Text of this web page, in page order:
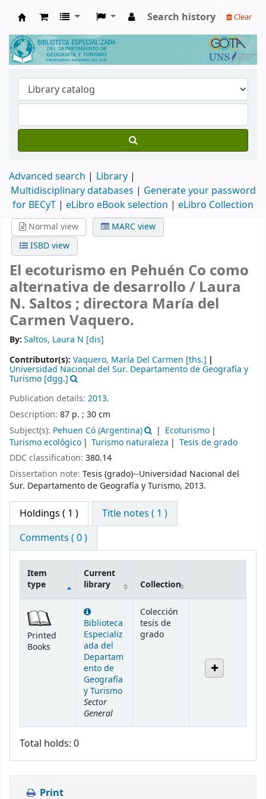
Biblioteca de Geografía y Turismo
Search history Clear
Advanced search
Library
Multidisciplinary databases | Generate your password
for BECyT | eLibro eBook selection | eLibro Collection
Normal view
MARC view
ISBD view
El ecoturismo en Pehuén Co como
alternativa de desarrollo / Laura
N. Saltos ; directora María del
Carmen Vaquero.
By:Saltos, Laura N [dis]
Contributor(s): Vaquero, María Del Carmen [ths.]
Universidad Nacional del Sur. Departamento de Geografía y
Turismo [dgg.]
Publication details: 2013.
Description: 87 p. ; 30 cm
Subject(s): Pehuen Có (Argentina)
Ecoturismo
Turismo ecológico
Turismo naturaleza
Tesis de grado
DDC classification: 380.14
Dissertation note: Tesis (grado)--Universidad Nacional del
Sur. Departamento de Geografía y Turismo, 2013.
Holdings ( 1 )
Title notes ( 1 )
Comments ( 0 )
Item
type
Current
library
Collection
Printed
Books
Biblioteca
Especializ
ada del
Departam
ento de
Geografía
y Turismo
Sector
General
Colección
tesis de
grado
Total holds: 0
Print